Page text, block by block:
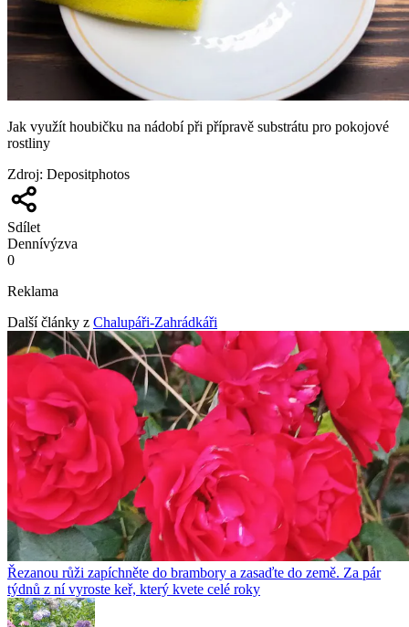
Jak využít houbičku na nádobí při přípravě substrátu pro pokojové
rostliny
Zdroj: Depositphotos
Sdílet
Dennívýzva
0
Reklama
Další články z Chalupáři-Zahrádkáři
Řezanou růži zapíchněte do brambory a zasaďte do země. Za pár
týdnů z ní vyroste keř, který kvete celé roky